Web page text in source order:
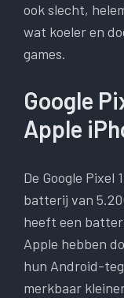
ook slecht,
wat koeler en
games.
Google
Apple
De Google Pixel
batterij van
heeft een
Apple hebben
hun Android-
merkbaar